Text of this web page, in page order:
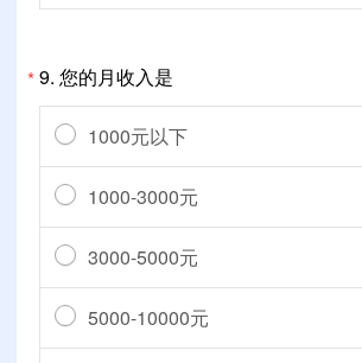
*9. 您的月收入是
1000元以下
1000-3000元
3000-5000元
5000-10000元